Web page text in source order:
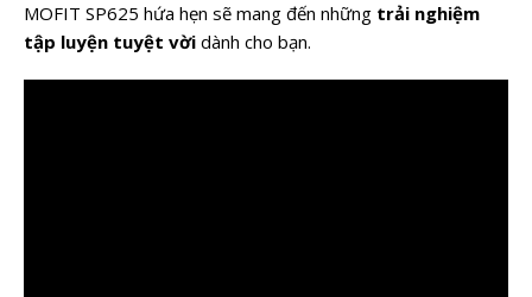
MOFIT SP625 hứa hẹn sẽ mang đến những trải nghiệm
tập luyện tuyệt vời dành cho bạn.